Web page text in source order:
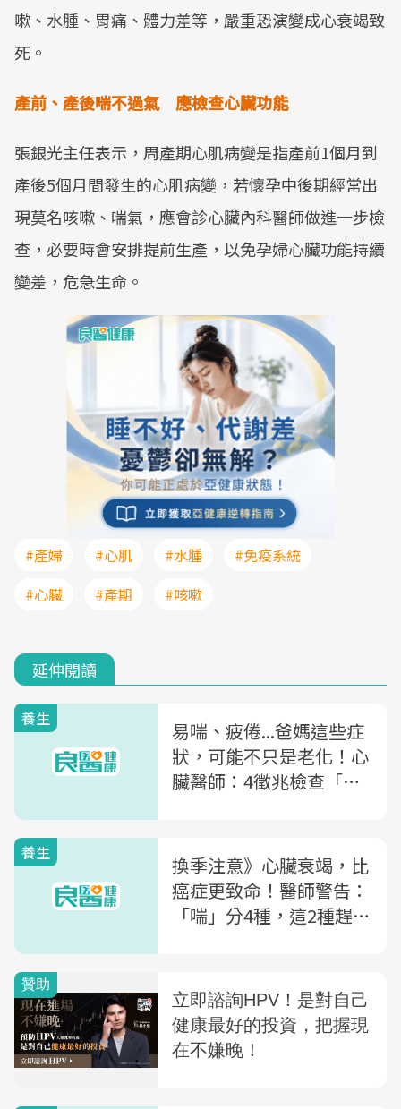
嗽、水腫、胃痛、體力差等，嚴重恐演變成心衰竭致
死。
產前、產後喘不過氣 應檢查心臟功能
張銀光主任表示，周產期心肌病變是指產前1個月到
產後5個月間發生的心肌病變，若懷孕中後期經常出
現莫名咳嗽、喘氣，應會診心臟內科醫師做進一步檢
查，必要時會安排提前生產，以免孕婦心臟功能持續
變差，危急生命。
#產婦 #心肌 #水腫
#免疫系統
#心臟
#產期 #咳嗽
延伸閱讀
養生
易喘、疲倦...爸媽這些症
狀，可能不只是老化！心
臟醫師：4徵兆檢查「心
養生
換季注意》心臟衰竭，比
癌症更致命！醫師警告：
「喘」分4種，這2種趕快